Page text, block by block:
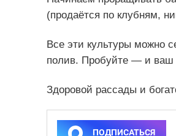
(продаётся по клубням,
Все эти культуры можно
полив. Пробуйте — и ваш
Здоровой рассады и
ПОДПИСАТЬСЯ